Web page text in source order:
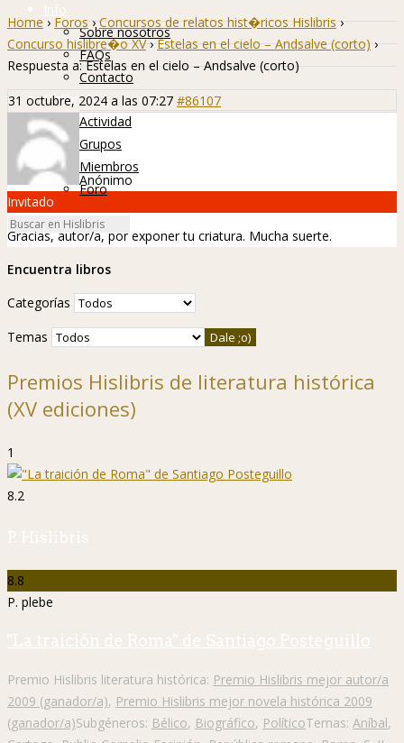
Info
Sobre nosotros
FAQs
Contacto
Hislibreños
Actividad
Grupos
Miembros
Foro
Home › Foros › Concursos de relatos hist�ricos Hislibris ›
Concurso hislibre�o XV › Estelas en el cielo – Andsalve (corto) ›
Respuesta a: Estelas en el cielo – Andsalve (corto)
31 octubre, 2024 a las 07:27 #86107
Anónimo
Invitado
Gracias, autor/a, por exponer tu criatura. Mucha suerte.
Encuentra libros
Categorías
Temas
Premios Hislibris de literatura histórica
(XV ediciones)
1
8.2
P. Hislibris
8.8
P. plebe
"La traición de Roma" de Santiago Posteguillo
Premio Hislibris literatura histórica: Premio Hislibris mejor autor/a
2009 (ganador/a), Premio Hislibris mejor novela histórica 2009
(ganador/a)Subgéneros: Bélico, Biográfico, PolíticoTemas: Aníbal,